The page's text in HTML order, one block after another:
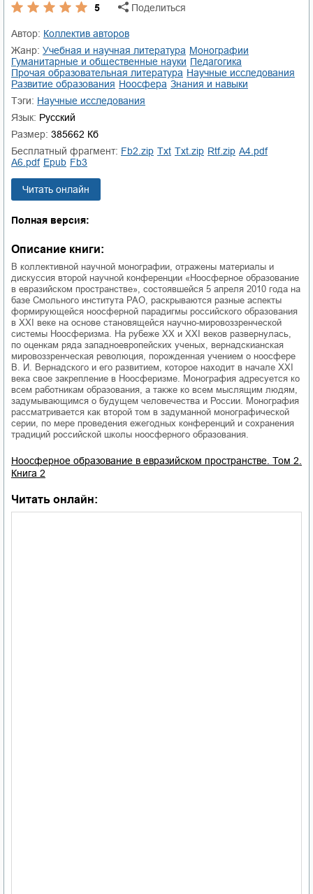
5
Поделиться
Автор:
Коллектив авторов
Жанр:
учебная и научная литература
монографии
гуманитарные и общественные науки
педагогика
прочая образовательная литература
научные исследования
развитие образования
ноосфера
знания и навыки
Тэги:
Научные исследования
Язык: Русский
Размер: 385662 Кб
Бесплатный фрагмент:
fb2.zip txt txt.zip rtf.zip
a4.pdf
a6.pdf
epub fb3
Читать онлайн
Полная версия:
Описание книги:
В коллективной научной монографии, отражены материалы и
дискуссия второй научной конференции «Ноосферное образование
в евразийском пространстве», состоявшейся 5 апреля 2010 года на
базе Смольного института РАО, раскрываются разные аспекты
формирующейся ноосферной парадигмы российского образования
в XXI веке на основе становящейся научно-мировоззренческой
системы Ноосферизма. На рубеже ХХ и XXI веков развернулась,
по оценкам ряда западноевропейских ученых, вернадскианская
мировоззренческая революция, порожденная учением о ноосфере
В. И. Вернадского и его развитием, которое находит в начале XXI
века свое закрепление в Ноосферизме. Монография адресуется ко
всем работникам образования, а также ко всем мыслящим людям,
задумывающимся о будущем человечества и России. Монография
рассматривается как второй том в задуманной монографической
серии, по мере проведения ежегодных конференций и сохранения
традиций российской школы ноосферного образования.
Ноосферное образование в евразийском пространстве. Том 2.
Книга 2
Читать онлайн: